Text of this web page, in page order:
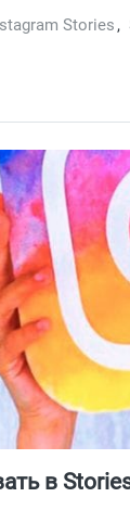
давайте
Stories,
в